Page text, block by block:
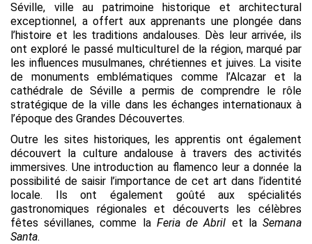
Séville, ville au patrimoine historique et architectural
exceptionnel, a offert aux apprenants une plongée dans
l’histoire et les traditions andalouses. Dès leur arrivée, ils
ont exploré le passé multiculturel de la région, marqué par
les influences musulmanes, chrétiennes et juives. La visite
de monuments emblématiques comme l’Alcazar et la
cathédrale de Séville a permis de comprendre le rôle
stratégique de la ville dans les échanges internationaux à
l’époque des Grandes Découvertes.
Outre les sites historiques, les apprentis ont également
découvert la culture andalouse à travers des activités
immersives. Une introduction au flamenco leur a donnée la
possibilité de saisir l’importance de cet art dans l’identité
locale. Ils ont également goûté aux spécialités
gastronomiques régionales et découverts les célèbres
fêtes sévillanes, comme la Feria de Abril et laSemana
Santa.